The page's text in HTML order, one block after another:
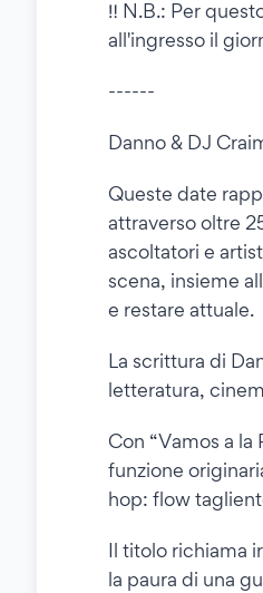
‼️ N.B.: Per
all'ingresso il
------
Danno & DJ
Queste date
attraverso oltre
ascoltatori e
scena, insieme
e restare attuale.
La scrittura di
letteratura,
Con “Vamos a
funzione
hop: flow
Il titolo richiama
la paura di una